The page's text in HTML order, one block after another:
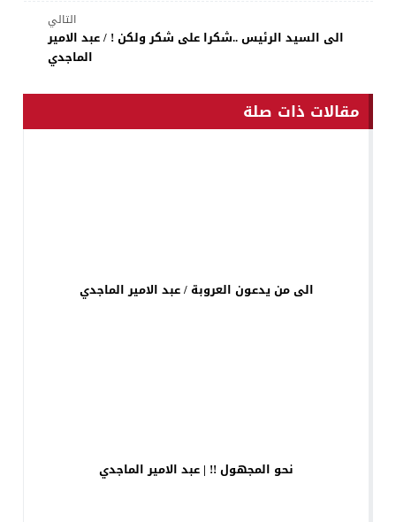
التالي
الى السيد الرئيس ..شكرا على شكر ولكن ! / عبد الامير
الماجدي
مقالات ذات صلة
الى من يدعون العروبة / عبد الامير الماجدي
نحو المجهول !! | عبد الامير الماجدي